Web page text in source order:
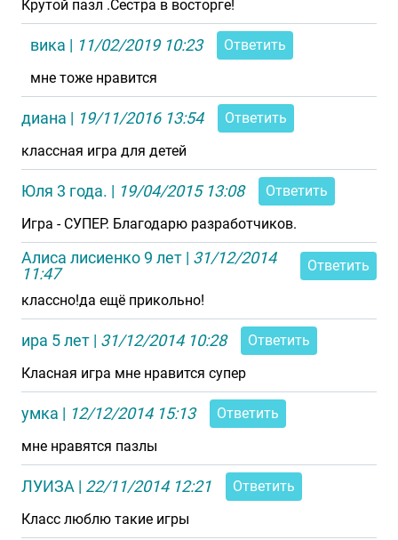
Крутой пазл .Сестра в восторге!
вика | 11/02/2019 10:23
Ответить
мне тоже нравится
диана | 19/11/2016 13:54
Ответить
классная игра для детей
Юля 3 года. | 19/04/2015 13:08
Ответить
Игра - СУПЕР. Благодарю разработчиков.
Алиса лисиенко 9 лет | 31/12/2014
11:47
Ответить
классно!да ещё прикольно!
ира 5 лет | 31/12/2014 10:28
Ответить
Класная игра мне нравится супер
умка | 12/12/2014 15:13
Ответить
мне нравятся пазлы
ЛУИЗА | 22/11/2014 12:21
Ответить
Класс люблю такие игры